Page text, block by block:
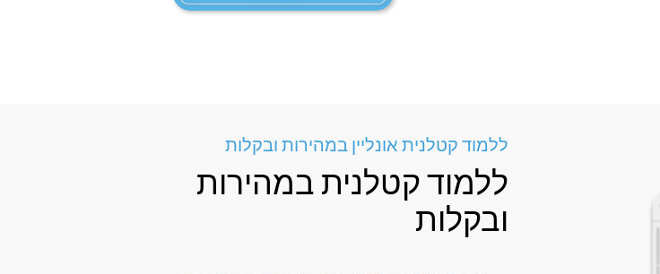
ללמוד קטלנית אונליין במהירות ובקלות
ללמוד קטלנית במהירות
ובקלות